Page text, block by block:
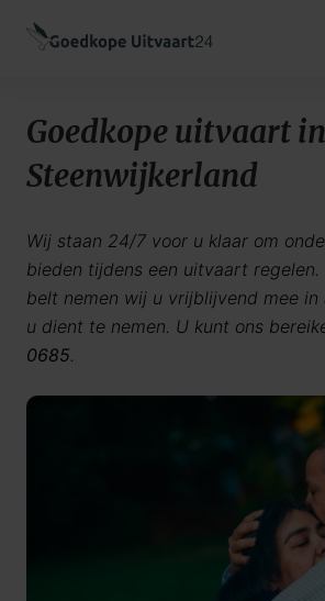
Goedkope uitvaart in
Steenwijkerland
Wij staan 24/7 voor u klaar om
bieden tijdens een uitvaart regelen.
belt nemen wij u vrijblijvend mee
u dient te nemen. U kunt ons
0685.